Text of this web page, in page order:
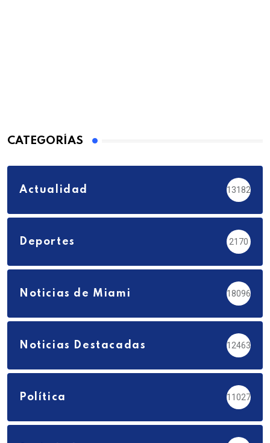
CATEGORÍAS
Actualidad 13182
Deportes 2170
Noticias de Miami 18096
Noticias Destacadas 12463
Política 11027